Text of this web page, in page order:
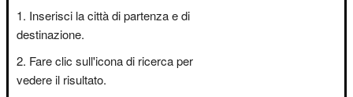
Inserisci la città di partenza e di
destinazione.
Fare clic sull'icona di ricerca per
vedere il risultato.